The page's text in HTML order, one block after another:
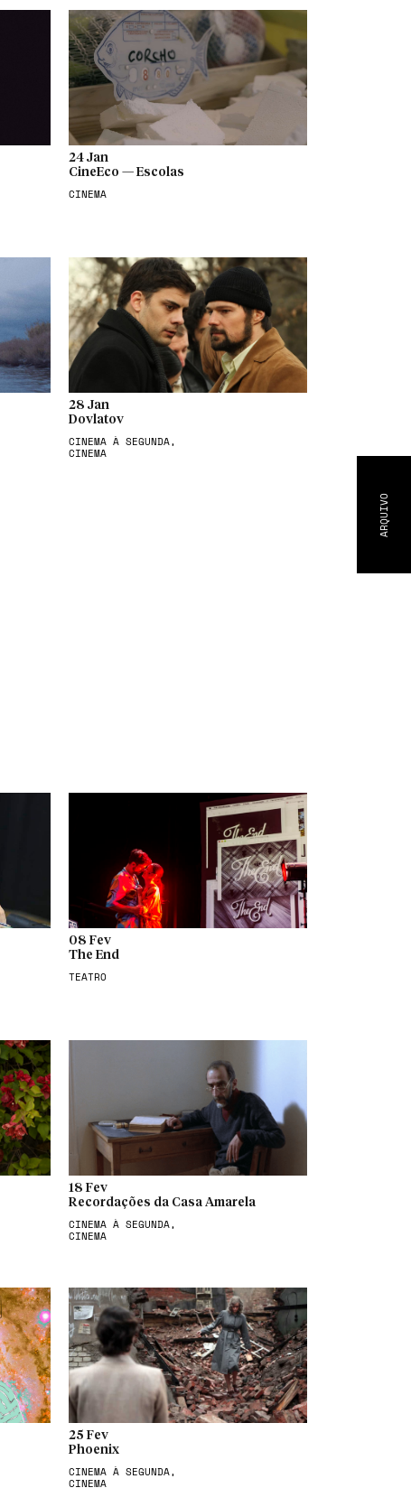
ARQUIVO
24 Jan
CineEco — Escolas
CINEMA
28 Jan
Dovlatov
CINEMA À SEGUNDA,
CINEMA
08 Fev
The End
TEATRO
18 Fev
Recordações da Casa Amarela
CINEMA À SEGUNDA,
CINEMA
25 Fev
Phoenix
CINEMA À SEGUNDA,
CINEMA